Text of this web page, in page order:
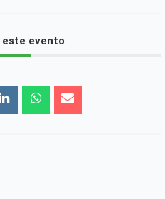
evento